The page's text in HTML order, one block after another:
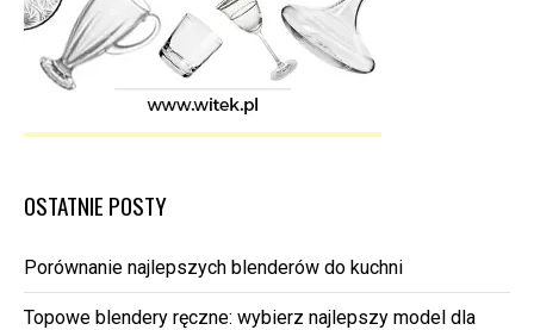
OSTATNIE POSTY
Porównanie najlepszych blenderów do kuchni
Topowe blendery ręczne: wybierz najlepszy model dla